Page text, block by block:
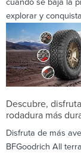
cuando se baja la
explorar y
Descubre,
rodadura más
Disfruta de más
BFGoodrich All